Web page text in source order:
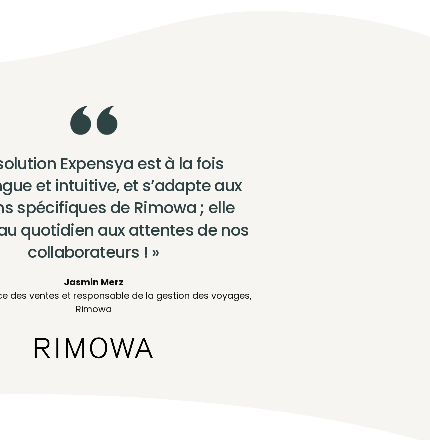
Expensya est à la fois
et intuitive, et s’adapte aux
spécifiques de Rimowa ; elle
quotidien aux attentes de nos
collaborateurs ! »
Jasmin Merz
des ventes et responsable de la gestion des voyages,
Rimowa